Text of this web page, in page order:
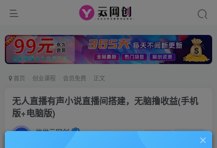
首页 创业课程 会员免费 正文
无人直播有声小说直播间搭建，无脑撸收益(手机
版+电脑版)
优优云网创 私信